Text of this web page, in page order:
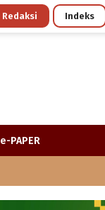
Redaksi Indeks
e-PAPER